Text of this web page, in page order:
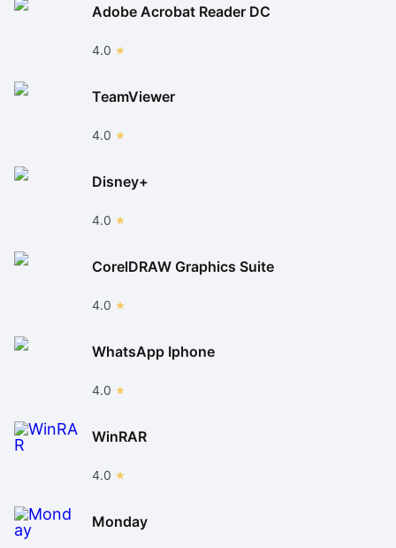
Adobe Acrobat Reader DC
4.0
TeamViewer
4.0
Disney+
4.0
CorelDRAW Graphics Suite
4.0
WhatsApp Iphone
4.0
WinRAR
4.0
Monday